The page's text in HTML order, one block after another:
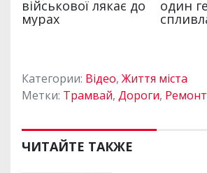
Категории: Відео, Життя міста
Метки: Трамвай, Дороги, Ремонт
ЧИТАЙТЕ ТАКЖЕ